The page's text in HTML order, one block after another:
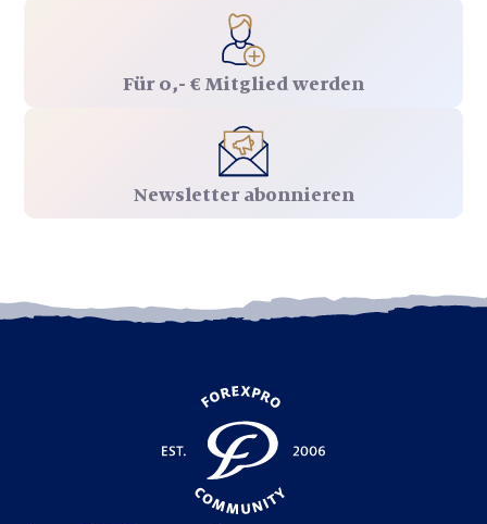
Für 0,- € Mitglied werden
Newsletter abonnieren